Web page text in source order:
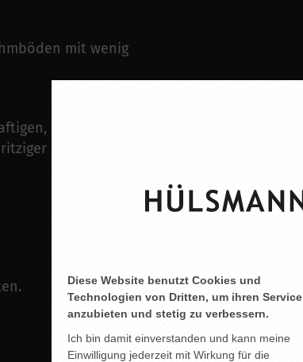
mit wenig
roten Beeren. Frische
Körper. Trinkspaß
Diese Website benutzt Cookies und
Technologien von Dritten, um ihren Service
anzubieten und stetig zu verbessern.
Ich bin damit einverstanden und kann meine
Einwilligung jederzeit mit Wirkung für die